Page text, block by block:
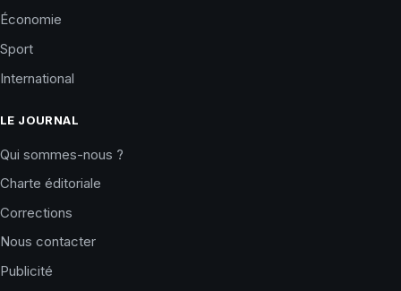
Économie
Sport
International
LE JOURNAL
Qui sommes-nous ?
Charte éditoriale
Corrections
Nous contacter
Publicité